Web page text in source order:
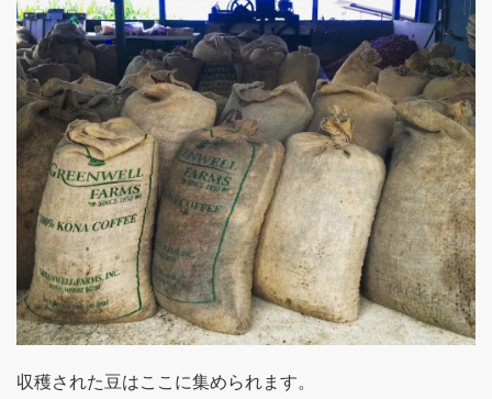
収穫された豆はここに集められます。